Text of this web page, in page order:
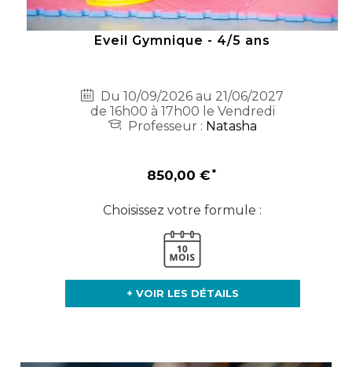
Eveil Gymnique - 4/5 ans
Du 10/09/2026 au 21/06/2027
de 16h00 à 17h00 le Vendredi
Professeur : Natasha
850,00 €
Choisissez votre formule :
+ VOIR LES DÉTAILS